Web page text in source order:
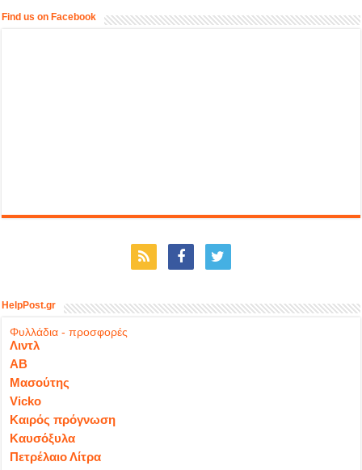
Find us on Facebook
HelpPost.gr
Φυλλάδια - προσφορές
Λιντλ
ΑΒ
Μασούτης
Vicko
Καιρός πρόγνωση
Καυσόξυλα
Πετρέλαιο Λίτρα